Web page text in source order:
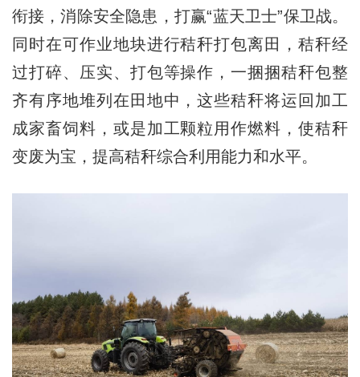
衔接，消除安全隐患，打赢“蓝天卫士”保卫战。
同时在可作业地块进行秸秆打包离田，秸秆经
过打碎、压实、打包等操作，一捆捆秸秆包整
齐有序地堆列在田地中，这些秸秆将运回加工
成家畜饲料，或是加工颗粒用作燃料，使秸秆
变废为宝，提高秸秆综合利用能力和水平。